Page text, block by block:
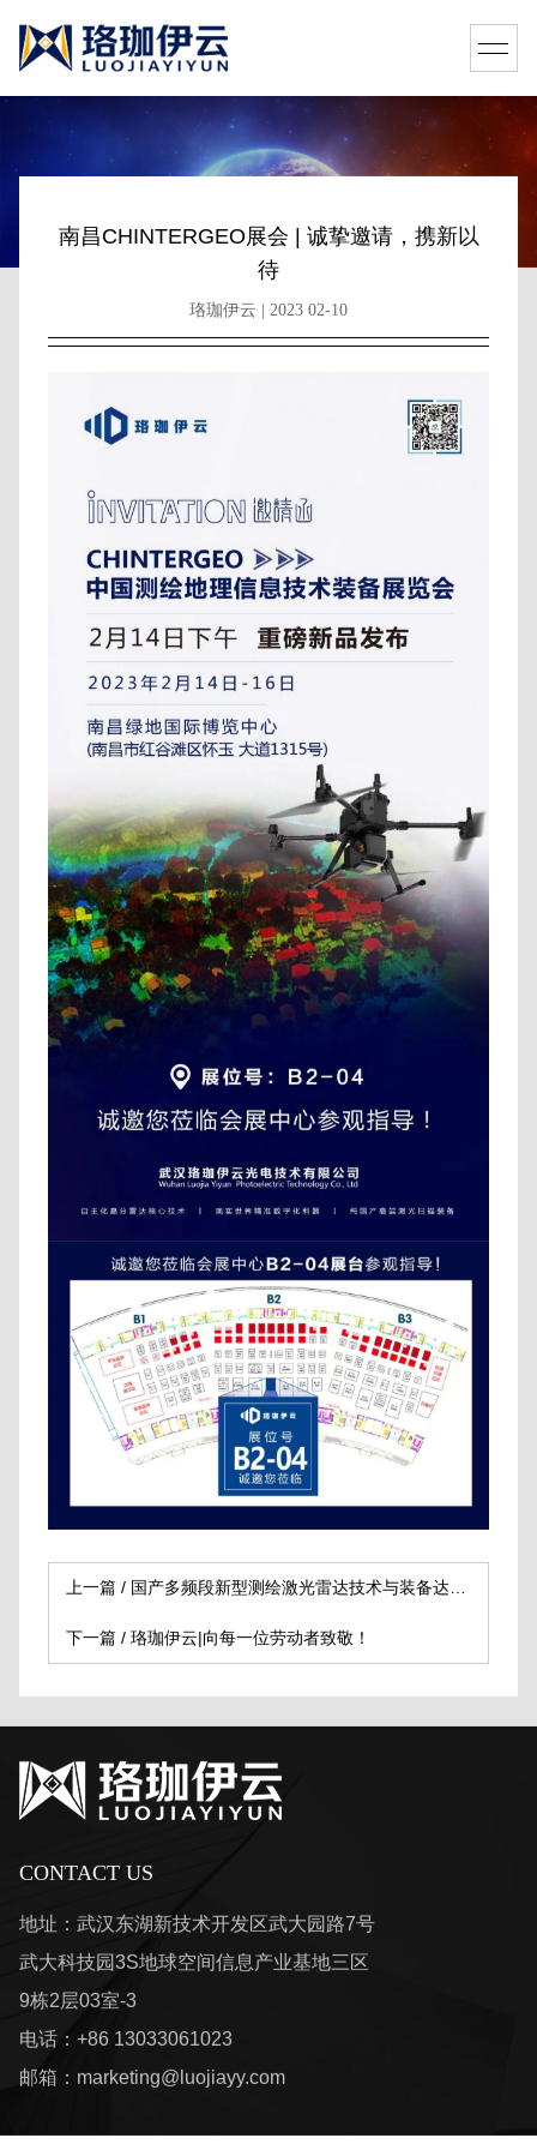
南昌CHINTERGEO展会 | 诚挚邀请，携新以
待
珞珈伊云 | 2023 02-10
上一篇 / 国产多频段新型测绘激光雷达技术与装备达到...
下一篇 /珞珈伊云|向每一位劳动者致敬！
CONTACT US
地址：武汉东湖新技术开发区武大园路7号
武大科技园3S地球空间信息产业基地三区
9栋2层03室-3
电话：+86 13033061023
邮箱： marketing@luojiayy.com